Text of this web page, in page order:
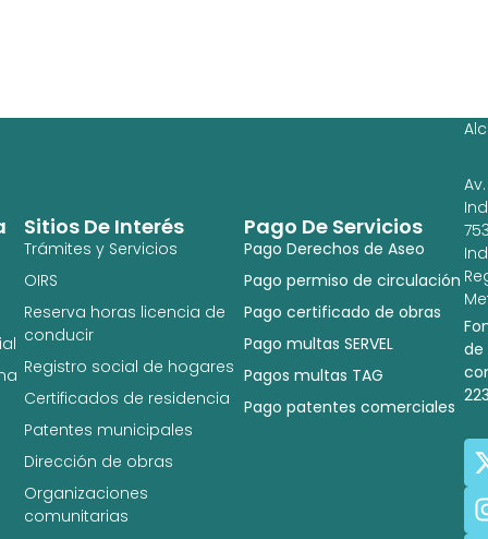
Pago De Servicios
Pago Derechos de Aseo
Pago permiso de circulación
Pago certificado de obras
Pago multas SERVEL
Pagos multas TAG
Pago patentes comerciales
Sitios De Interés
Trámites y Servicios
OIRS
Reserva horas licencia de
conducir
Registro social de hogares
Certificados de residencia
Patentes municipales
Dirección de obras
Organizaciones
comunitarias
Av.
de